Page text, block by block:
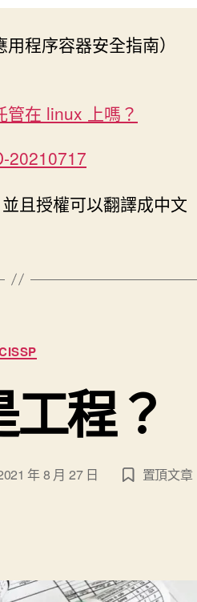
程序容器安全指南）
在 linux 上嗎？
20210717
且授權可以翻譯成中文
分
類
程？
年 8 月 27 日 置頂文章